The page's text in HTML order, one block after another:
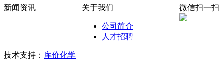
新闻资讯 关于我们
公司简介
人才招聘
微信扫一扫
技术支持： 库价化学